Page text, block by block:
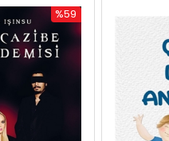
%59
İndirim
%59İndirim